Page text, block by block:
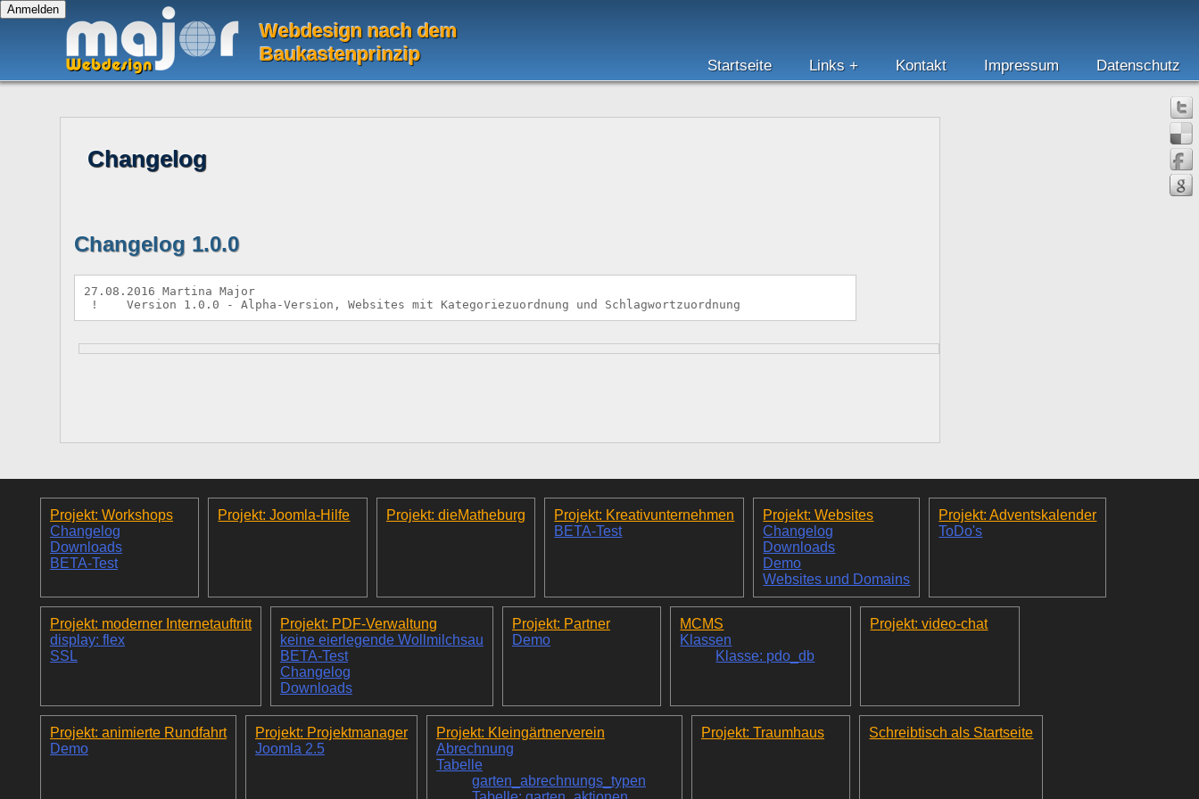
Webdesign nach dem
Baukastenprinzip
Startseite Links Kontakt Impressum Datenschutz
Changelog
Changelog 1.0.0
27.08.2016 Martina Major
Projekt: Workshops
Changelog
Downloads
BETA-Test
Projekt: Joomla-Hilfe Projekt: dieMatheburg
Projekt: Kreativunternehmen
BETA-Test
Projekt: Websites
Changelog
Downloads
Demo
Websites und Domains
Projekt: Adventskalender
ToDo's
Projekt: moderner Internetauftritt
display: flex
SSL
Projekt: PDF-Verwaltung
keine eierlegende Wollmilchsau
BETA-Test
Changelog
Downloads
Projekt: Partner
Demo
MCMS
Klassen
Klasse: pdo_db
Projekt: video-chat
Projekt: animierte Rundfahrt
Demo
Projekt: Projektmanager
Joomla 2.5
Projekt: Kleingärtnerverein
Abrechnung
Tabelle
garten_abrechnungs_typen
Projekt: Traumhaus Schreibtisch als Startseite